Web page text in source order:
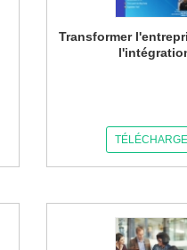
Transformer